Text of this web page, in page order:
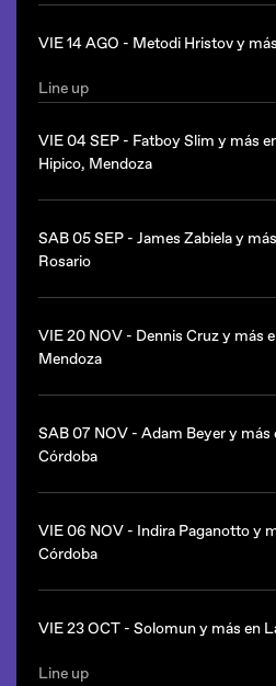
Terrazas del Este es en Avda.
Carrasco, Ciudad de Buenos Aires.
Guy J (Israel)
Desde las 22hs.
Autódromo de la Ciudad de
Av. Roca, Ciudad de Buenos Aires.
VIE 14 AGO - Metodi Hristov y
Line up
Franco Smith
Martin Kinrus
Vhans
Desde las 23hs.
Estilo: house.
Crobar es Marcelino Freyre s/n,
Palermo, Ciudad de Buenos Aires.
VIE 04 SEP - Fatboy Slim y más
Hipico, Mendoza
Fatboy Slim (UK)
Club Hípico Mendoza queda en
Mendoza.
SAB 05 SEP - James Zabiela y
Rosario
James Zabiela (UK)
John Cosani
Desde las 22hs.
The Warehouse queda en
610, Rosario, Santa Fe
VIE 20 NOV - Dennis Cruz y más
Mendoza
Dennis Cruz(Canadá)
Chinonegro
Pedrums
Alma Hydra queda en Mendoza.
SAB 07 NOV - Adam Beyer y más
Córdoba
Adam Beyer(Suecia)
Nicolás Taboada
VIE 06 NOV - Indira Paganotto y
Córdoba
Indira Paganotto(Italia)
Wendy
VIE 23 OCT - Solomun y más en
Line up